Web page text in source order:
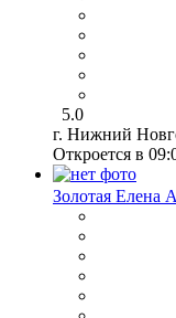
5.0
г. Нижний
Откроется в
Золотая Елена